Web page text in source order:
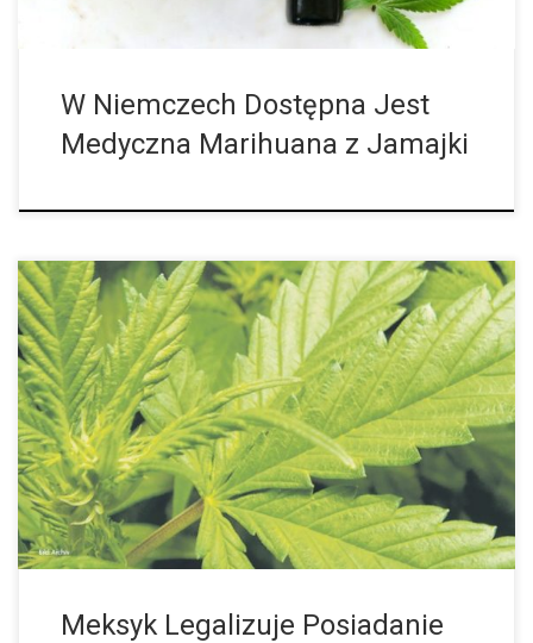
W Niemczech Dostępna Jest
Medyczna Marihuana z Jamajki
Meksykański parlament w końcu podjął decyzję: w przyszłości
każdy dorosły Meksykanin będzie mógł uprawiać marihuanę w
domu lub kupić ją od zarejestrowanego przez państwo dilera.
Początkowo ma to dotyczyć tylko […]
Meksyk Legalizuje Posiadanie